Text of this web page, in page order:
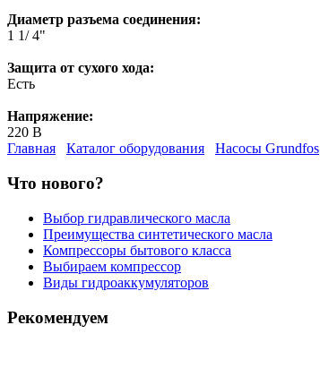
Диаметр разъема соединения:
1 1/ 4"
Защита от сухого хода:
Есть
Напряжение:
220 В
Главная
Каталог оборудования Насосы Grundfos
Что нового?
Выбор гидравлического масла
Преимущества синтетического масла
Компрессоры бытового класса
Выбираем компрессор
Виды гидроаккумуляторов
Рекомендуем